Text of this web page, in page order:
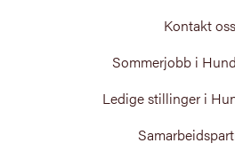
Kontakt oss
Sommerjobb i
Ledige stillinger i